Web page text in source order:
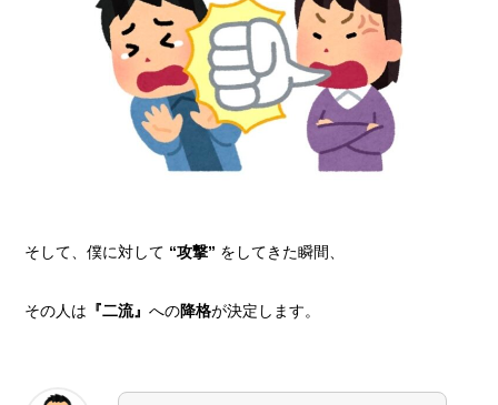
そして、僕に対して “攻撃” をしてきた瞬間、
その人は 『二流』への降格が決定します。